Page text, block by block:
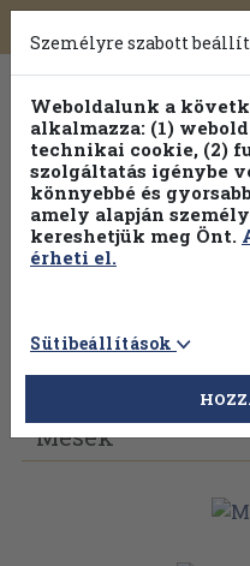
Toggle
navigation
Válogasson több mint
100%
Vissza az előző oldalra
Mesék
Személyre szabott
Weboldalunk a
alkalmazza: (1)
technikai cookie, (2)
szolgáltatás igénybe
könnyebbé és
amely alapján
kereshetjük meg Önt.
érheti el.
Sütibeállítások